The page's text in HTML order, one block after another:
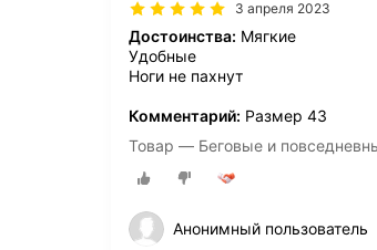
3 апреля 2023
Достоинства: Мягкие
Удобные
Ноги не пахнут
Комментарий: Размер 43
Товар — Беговые и
Анонимный пользователь